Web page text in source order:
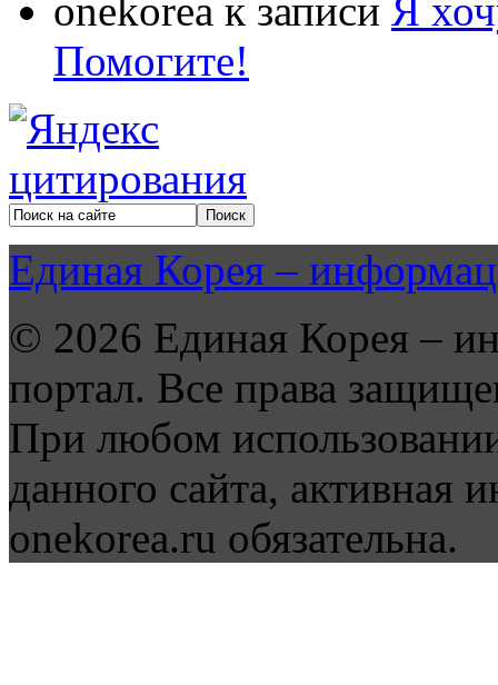
onekorea к записи Я
Помогите!
Единая Корея –
© 2026 Единая Корея –
портал. Все права
При любом
данного сайта, активная
onekorea.ru обязательна.